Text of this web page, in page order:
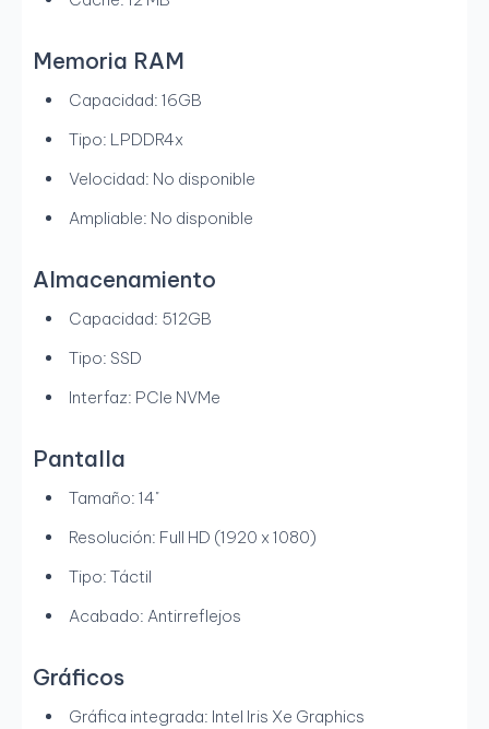
Memoria RAM
Capacidad: 16GB
Tipo: LPDDR4x
Velocidad: No disponible
Ampliable: No disponible
Almacenamiento
Capacidad: 512GB
Tipo: SSD
Interfaz: PCIe NVMe
Pantalla
Tamaño: 14"
Resolución: Full HD (1920 x 1080)
Tipo: Táctil
Acabado: Antirreflejos
Gráficos
Gráfica integrada: Intel Iris Xe Graphics